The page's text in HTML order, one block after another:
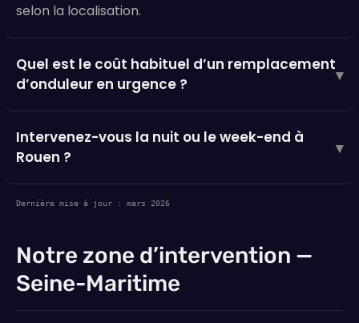
selon la localisation.
Quel est le coût habituel d’un remplacement
d’onduleur en urgence ?
▾
Intervenez-vous la nuit ou le week-end à
Rouen ?
▾
Dernière mise à jour : mars 2026
Notre zone d’intervention —
Seine-Maritime